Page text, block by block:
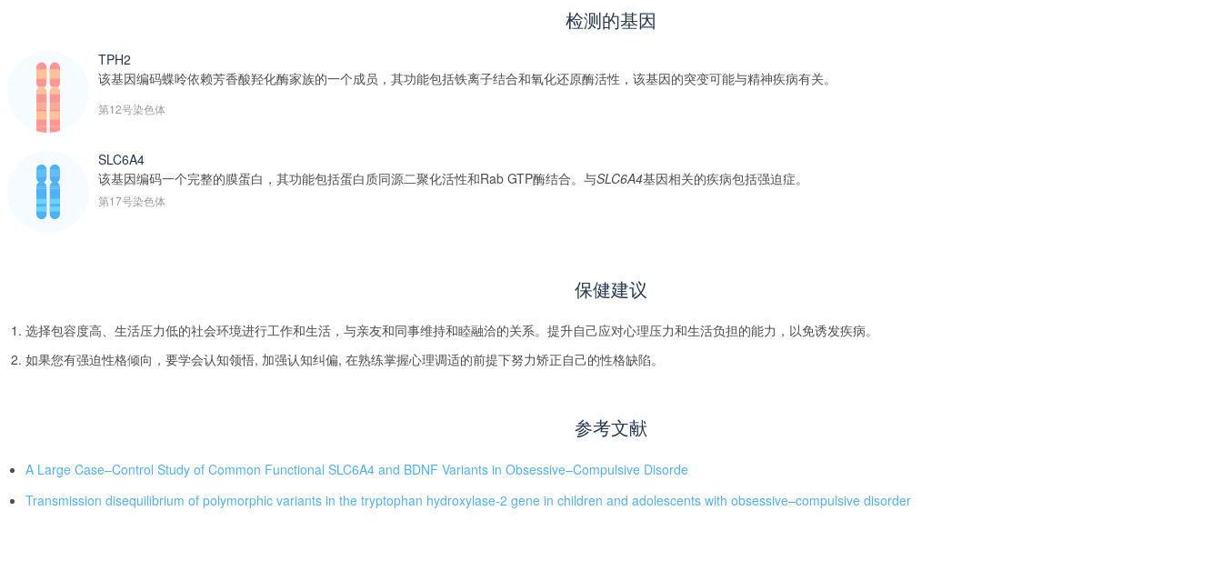
检测的基因
TPH2
该基因编码蝶呤依赖芳香酸羟化酶家族的一个成员，其功能包括铁离子结合和氧化还原酶活性，该基因的突变可能与精神疾病有关。
第12号染色体
SLC6A4
该基因编码一个完整的膜蛋白，其功能包括蛋白质同源二聚化活性和Rab GTP酶结合。与SLC6A4基因相关的疾病包括强迫症。
第17号染色体
保健建议
选择包容度高、生活压力低的社会环境进行工作和生活，与亲友和同事维持和睦融洽的关系。提升自己应对心理压力和生活负担的能力，以免诱发疾病。
如果您有强迫性格倾向，要学会认知领悟, 加强认知纠偏, 在熟练掌握心理调适的前提下努力矫正自己的性格缺陷。
参考文献
A Large Case–Control Study of Common Functional SLC6A4 and BDNF Variants in Obsessive–Compulsive Disorde
Transmission disequilibrium of polymorphic variants in the tryptophan hydroxylase-2 gene in children and adolescents with obsessive–compulsive disorder